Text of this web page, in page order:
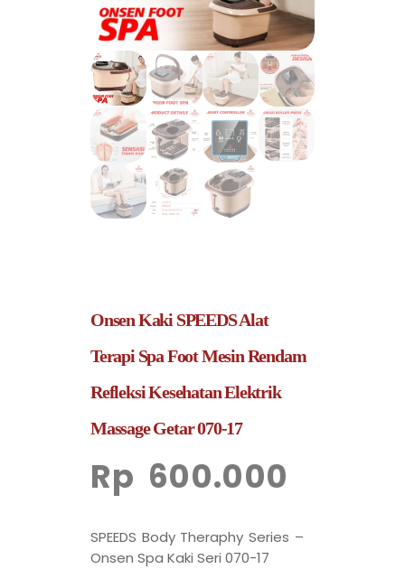
Onsen Kaki SPEEDS Alat
Terapi Spa Foot Mesin Rendam
Refleksi Kesehatan Elektrik
Massage Getar 070-17
Rp 600.000
SPEEDS Body Theraphy Series –
Onsen Spa Kaki Seri 070-17